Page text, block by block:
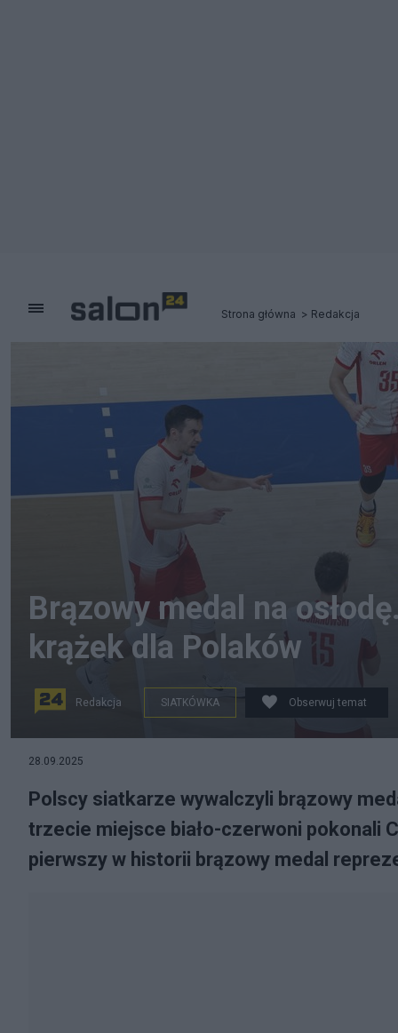
Strona główna Redakcja
Brązowy medal na
krążek dla Polaków
Redakcja SIATKÓWKA Obserwuj temat
28.09.2025
Polscy siatkarze wywalczyli brązowy
trzecie miejsce biało-czerwoni pokonali
pierwszy w historii brązowy medal